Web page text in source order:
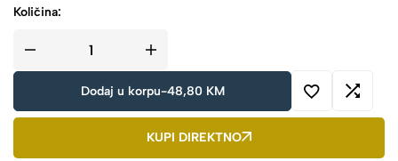
Količina:
Dodaj u korpu-48,80 KM
KUPI DIREKTNO